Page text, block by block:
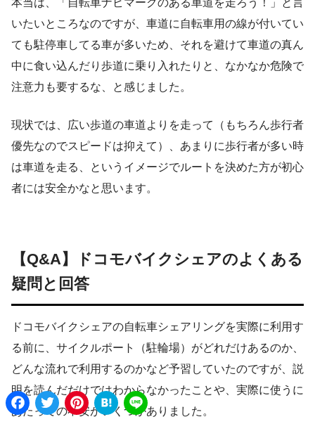
本当は、「自転車ナビマークのある車道を走ろう！」と言
いたいところなのですが、車道に自転車用の線が付いてい
ても駐停車してる車が多いため、それを避けて車道の真ん
中に食い込んだり歩道に乗り入れたりと、なかなか危険で
注意力も要するな、と感じました。
現状では、広い歩道の車道よりを走って（もちろん歩行者
優先なのでスピードは抑えて）、あまりに歩行者が多い時
は車道を走る、というイメージでルートを決めた方が初心
者には安全かなと思います。
【Q&A】ドコモバイクシェアのよくある
疑問と回答
ドコモバイクシェアの自転車シェアリングを実際に利用す
る前に、サイクルポート（駐輪場）がどれだけあるのか、
どんな流れで利用するのかなど予習していたのですが、説
明を読んだだけではわからなかったことや、実際に使うに
あたっての不安がいくつかありました。
F
a
c
T
w
i
P
i
n
H
a
t
L
i
n